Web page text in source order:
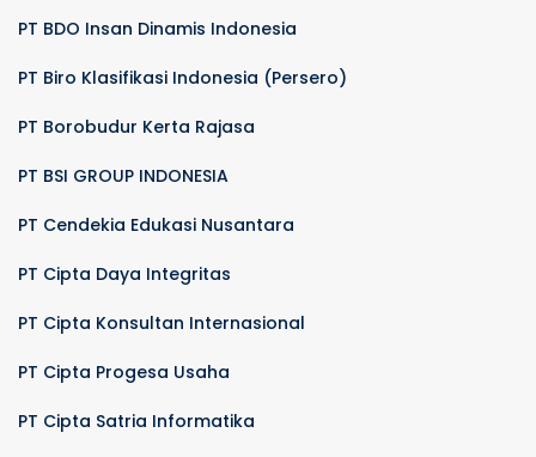
PT BDO Insan Dinamis Indonesia
PT Biro Klasifikasi Indonesia (Persero)
PT Borobudur Kerta Rajasa
PT BSI GROUP INDONESIA
PT Cendekia Edukasi Nusantara
PT Cipta Daya Integritas
PT Cipta Konsultan Internasional
PT Cipta Progesa Usaha
PT Cipta Satria Informatika